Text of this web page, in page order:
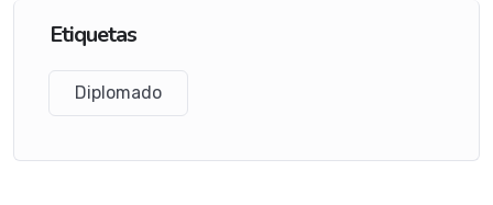
Etiquetas
Diplomado